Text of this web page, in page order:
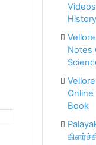
Notes
Book